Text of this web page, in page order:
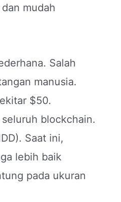
mudah
Salah
manusia.
$50.
blockchain.
Saat ini,
lebih baik
pada ukuran